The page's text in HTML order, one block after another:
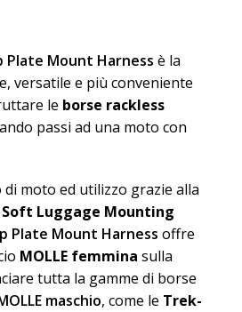
Plate Mount Harness è la
versatile e più conveniente
le borse rackless
passi ad una moto con
moto ed utilizzo grazie alla
Soft Luggage Mounting
Plate Mount Harness offre
MOLLE femmina sulla
tutta la gamme di borse
maschio, come le Trek-